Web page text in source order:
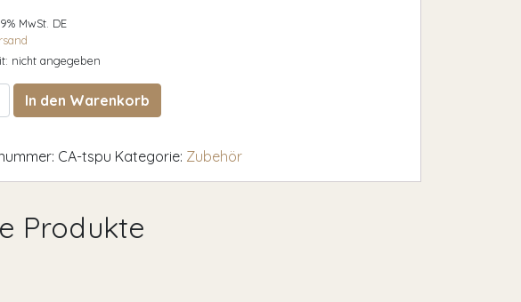
MwSt. DE
nicht angegeben
Profi Menge
In den Warenkorb
CA-tspu Kategorie: Zubehör
Produkte